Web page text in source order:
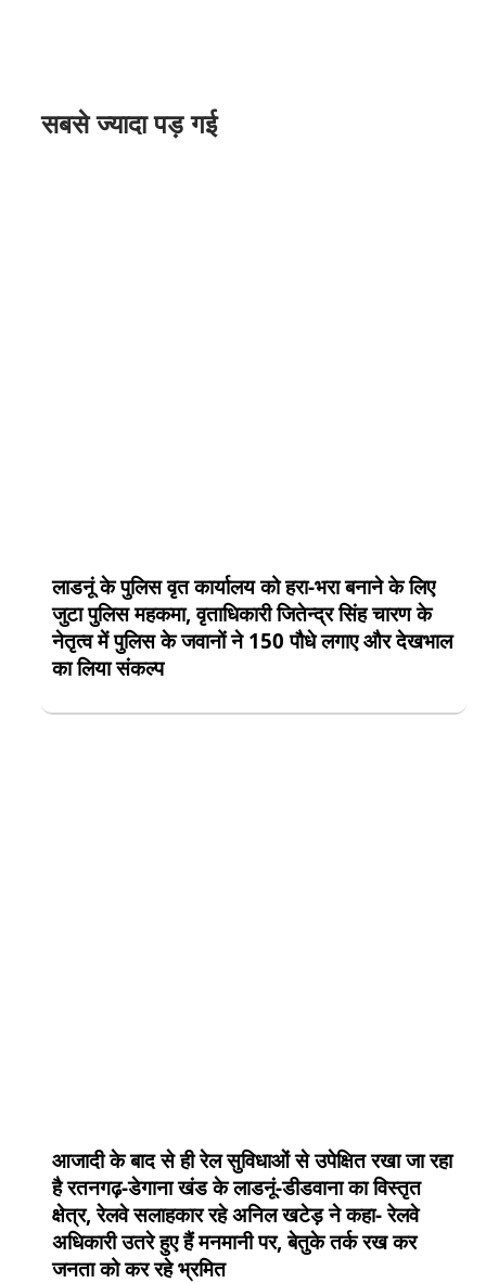
सबसे ज्यादा पड़ गई
लाडनूं के पुलिस वृत कार्यालय को हरा-भरा बनाने के लिए
जुटा पुलिस महकमा, वृताधिकारी जितेन्द्र सिंह चारण के
नेतृत्व में पुलिस के जवानों ने 150 पौधे लगाए और देखभाल
का लिया संकल्प
आजादी के बाद से ही रेल सुविधाओं से उपेक्षित रखा जा रहा
है रतनगढ़-डेगाना खंड के लाडनूं-डीडवाना का विस्तृत
क्षेत्र, रेलवे सलाहकार रहे अनिल खटेड़ ने कहा- रेलवे
अधिकारी उतरे हुए हैं मनमानी पर, बेतुके तर्क रख कर
जनता को कर रहे भ्रमित